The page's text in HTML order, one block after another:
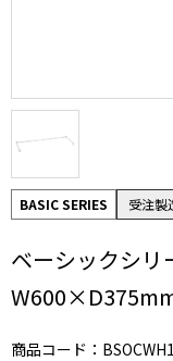
BASIC SERIES 受注製
ベーシックシリ
商品コード：